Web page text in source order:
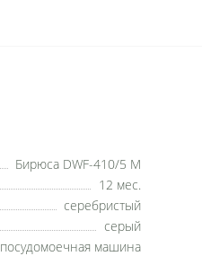
Бирюса DWF-410/5 M
12 мес.
серебристый
серый
посудомоечная машина